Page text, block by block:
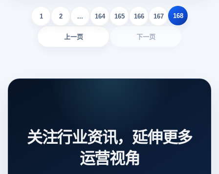
上一页
1 2 ... 164 165 166 167 168
下一页
关注行业资讯，延伸更多
运营视角